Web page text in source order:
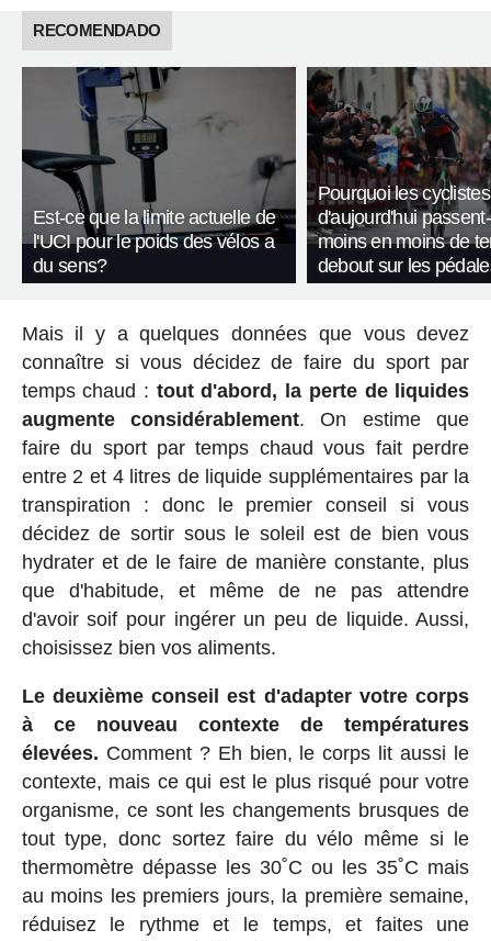
RECOMENDADO
Est-ce que la limite actuelle de
l'UCI pour le poids des vélos a
du sens?
Pourquoi les cyclistes
d'aujourd'hui
moins en moins de
debout sur les
Mais il y a quelques données que vous devez
connaître si vous décidez de faire du sport par
temps chaud : tout d'abord, la perte de liquides
augmente considérablement. On estime que
faire du sport par temps chaud vous fait perdre
entre 2 et 4 litres de liquide supplémentaires par la
transpiration : donc le premier conseil si vous
décidez de sortir sous le soleil est de bien vous
hydrater et de le faire de manière constante, plus
que d'habitude, et même de ne pas attendre
d'avoir soif pour ingérer un peu de liquide. Aussi,
choisissez bien vos aliments.
Le deuxième conseil est d'adapter votre corps
à ce nouveau contexte de températures
élevées. Comment ? Eh bien, le corps lit aussi le
contexte, mais ce qui est le plus risqué pour votre
organisme, ce sont les changements brusques de
tout type, donc sortez faire du vélo même si le
thermomètre dépasse les 30˚C ou les 35˚C mais
au moins les premiers jours, la première semaine,
réduisez le rythme et le temps, et faites une